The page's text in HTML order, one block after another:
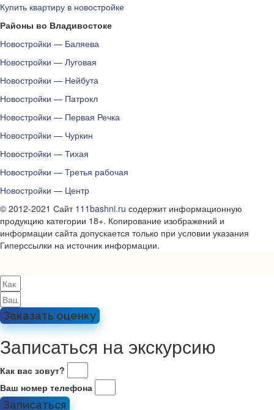
Купить квартиру в новостройке
Районы во Владивостоке
Новостройки — Баляева
Новостройки — Луговая
Новостройки — Нейбута
Новостройки — Патрокл
Новостройки — Первая Речка
Новостройки — Чуркин
Новостройки — Тихая
Новостройки — Третья рабочая
Новостройки — Центр
© 2012-2021 Сайт 111bashni.ru содержит информационную
продукцию категории 18+. Копирование изображений и
информации сайта допускается только при условии указания
Гиперссылки на источник информации.
Заказать оценку
Записаться на экскурсию
Как вас зовут?
Ваш номер телефона
Записаться